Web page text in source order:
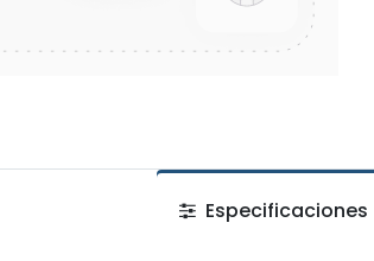
Especificaciones